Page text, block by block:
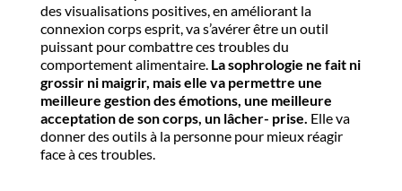
des visualisations positives, en améliorant la
connexion corps esprit, va s’avérer être un outil
puissant pour combattre ces troubles du
comportement alimentaire.La sophrologie ne fait ni
grossir ni maigrir, mais elle va permettre une
meilleure gestion des émotions, une meilleure
acceptation de son corps, un lâcher- prise. Elle va
donner des outils à la personne pour mieux réagir
face à ces troubles.